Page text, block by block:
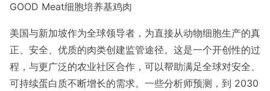
GOOD Meat细胞培养基鸡肉
美国与新加坡作为全球领导者，为直接从动物细胞生产的真
正、安全、优质的肉类创建监管途径。这是一个开创性的过
程，与更广泛的农业社区合作，可以帮助满足全球对安全、
可持续蛋白质不断增长的需求。一些分析师预测，到 2030